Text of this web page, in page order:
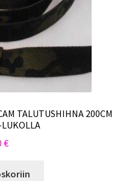
TALUTUSHIHNA 200CM
€